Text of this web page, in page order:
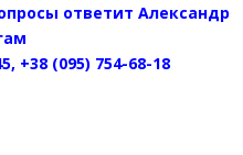
ответит Александр
+38 (095) 754-68-18